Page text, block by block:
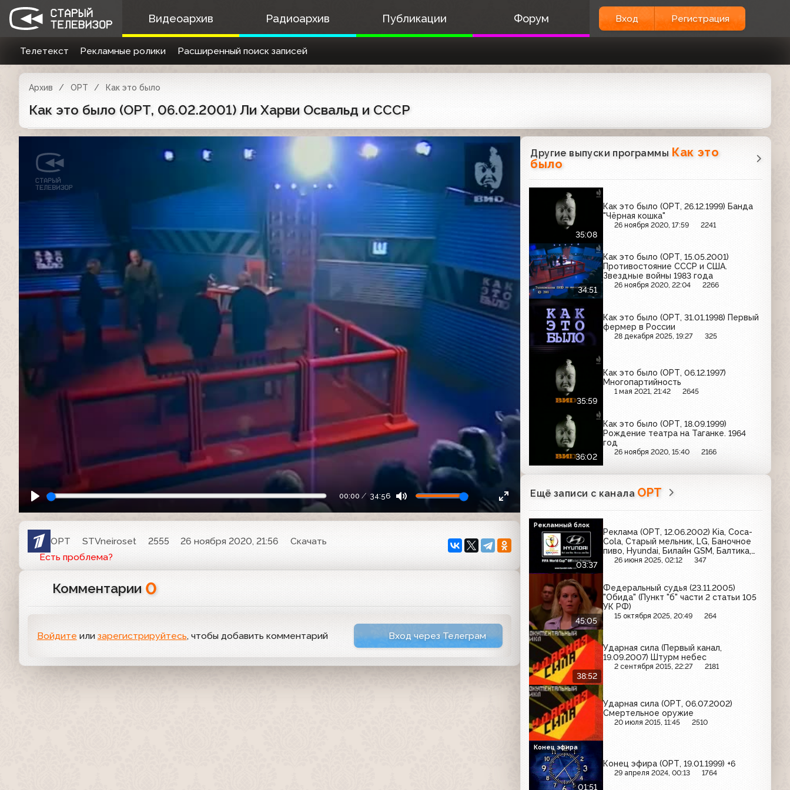
Видеоархив Радиоархив Публикации Форум Вход Регистрация
Телетекст Рекламные ролики Расширенный поиск записей
Архив ОРТ Как это было
Как это было (ОРТ, 06.02.2001) Ли Харви Освальд и СССР
00:00 34:56
ОРТ STVneiroset 2555 26 ноября 2020, 21:56
Скачать
Есть проблема?
Комментарии 0
Войдите или зарегистрируйтесь, чтобы добавить комментарий Вход через Телеграм
Другие выпуски программы Как это
было
35:08
Как это было (ОРТ, 26.12.1999) Банда
"Чёрная кошка"
26 ноября 2020, 17:59 2241
34:51
Как это было (ОРТ, 15.05.2001)
Противостояние СССР и США.
Звездные войны 1983 года
26 ноября 2020, 22:04 2266
Как это было (ОРТ, 31.01.1998) Первый
фермер в России
28 декабря 2025, 19:27 325
35:59
Как это было (ОРТ, 06.12.1997)
Многопартийность
1 мая 2021, 21:42 2645
36:02
Как это было (ОРТ, 18.09.1999)
Рождение театра на Таганке. 1964
год
26 ноября 2020, 15:40 2166
Ещё записи с канала ОРТ
03:37
Реклама (ОРТ, 12.06.2002) Kia, Coca-
Cola, Старый мельник, LG, Баночное
пиво, Hyundai, Билайн GSM, Балтика,
MasterCard
26 июня 2025, 02:12 347
Рекламный блок
45:05
Федеральный судья (23.11.2005)
"Обида" (Пункт "б" части 2 статьи 105
УК РФ)
15 октября 2025, 20:49 264
38:52
Ударная сила (Первый канал,
19.09.2007) Штурм небес
2 сентября 2015, 22:27 2181
Ударная сила (ОРТ, 06.07.2002)
Смертельное оружие
20 июля 2015, 11:45 2510
01:51
Конец эфира (ОРТ, 19.01.1999) +6
29 апреля 2024, 00:13 1764
Конец эфира